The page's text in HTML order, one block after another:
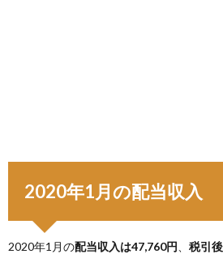
2020年1月の配当収入
2020年1月の配当収入は47,760円 税引